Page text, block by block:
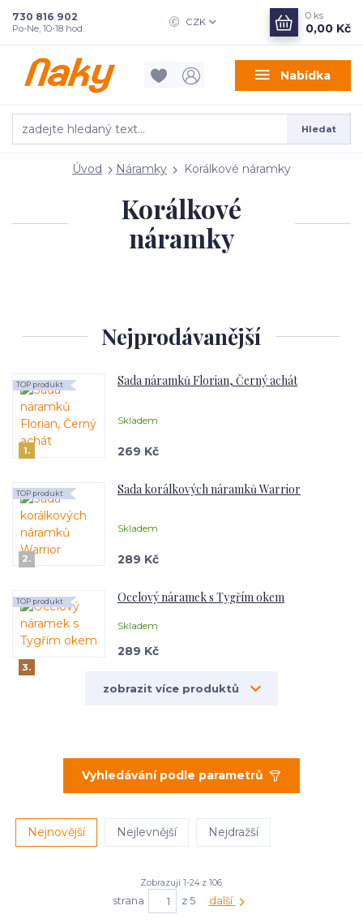
Nabídka
CZK
Hledat
730 816 902
Po-Ne, 10-18 hod.
0 ks
0,00 Kč
Úvod Náramky Korálkové náramky
Korálkové
náramky
Nejprodávanější
1.
Sada náramků Florian, Černý achát
Skladem
TOP produkt
269 Kč
2.
Sada korálkových náramků Warrior
Skladem
TOP produkt
289 Kč
3.
Ocelový náramek s Tygřím okem
Skladem
TOP produkt
289 Kč
zobrazit více produktů
Vyhledávání podle parametrů
Nejnovější Nejlevnější Nejdražší
Zobrazuji 1-24 z 106
strana z 5 další